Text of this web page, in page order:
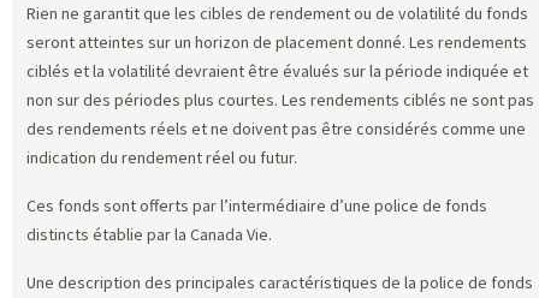
Rien ne garantit que les cibles de rendement ou de volatilité du fonds
seront atteintes sur un horizon de placement donné. Les rendements
ciblés et la volatilité devraient être évalués sur la période indiquée et
non sur des périodes plus courtes. Les rendements ciblés ne sont pas
des rendements réels et ne doivent pas être considérés comme une
indication du rendement réel ou futur.
Ces fonds sont offerts par l’intermédiaire d’une police de fonds
distincts établie par la Canada Vie.
Une description des principales caractéristiques de la police de fonds